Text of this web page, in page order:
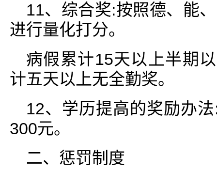
11、综合奖:按照德、能
进行量化打分。
病假累计15天以上半期
计五天以上无全勤奖。
12、学历提高的奖励办
300元。
二、惩罚制度